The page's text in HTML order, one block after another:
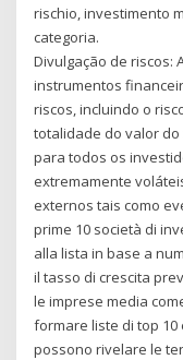
rischio, investimento
categoria.
Divulgação de riscos:
instrumentos
riscos, incluindo o
totalidade do valor
para todos os
extremamente
externos tais como
prime 10 società di
alla lista in base a
il tasso di crescita
le imprese media
formare liste di top 10
possono rivelare le